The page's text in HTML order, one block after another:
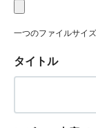
一つのファイルサイ
タイトル